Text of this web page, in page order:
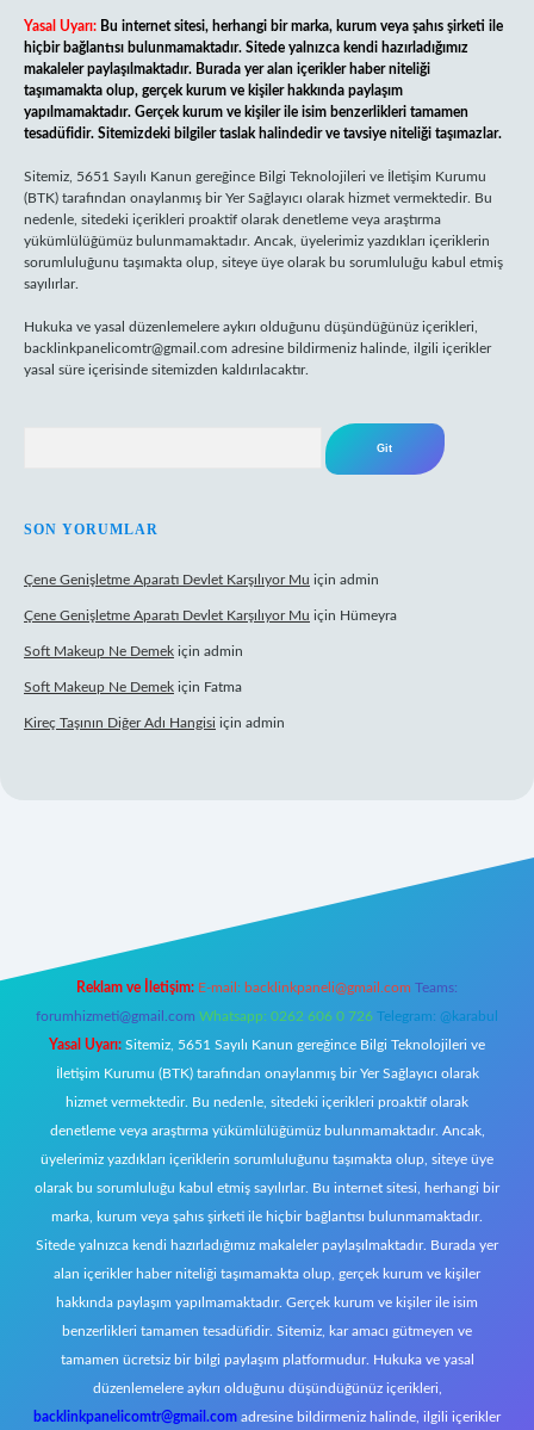
Yasal Uyarı: Bu internet sitesi, herhangi bir marka, kurum veya şahıs şirketi ile
hiçbir bağlantısı bulunmamaktadır. Sitede yalnızca kendi hazırladığımız
makaleler paylaşılmaktadır. Burada yer alan içerikler haber niteliği
taşımamakta olup, gerçek kurum ve kişiler hakkında paylaşım
yapılmamaktadır. Gerçek kurum ve kişiler ile isim benzerlikleri tamamen
tesadüfidir. Sitemizdeki bilgiler taslak halindedir ve tavsiye niteliği taşımazlar.
Sitemiz, 5651 Sayılı Kanun gereğince Bilgi Teknolojileri ve İletişim Kurumu
(BTK) tarafından onaylanmış bir Yer Sağlayıcı olarak hizmet vermektedir. Bu
nedenle, sitedeki içerikleri proaktif olarak denetleme veya araştırma
yükümlülüğümüz bulunmamaktadır. Ancak, üyelerimiz yazdıkları içeriklerin
sorumluluğunu taşımakta olup, siteye üye olarak bu sorumluluğu kabul etmiş
sayılırlar.
Hukuka ve yasal düzenlemelere aykırı olduğunu düşündüğünüz içerikleri,
backlinkpanelicomtr@gmail.com adresine bildirmeniz halinde, ilgili içerikler
yasal süre içerisinde sitemizden kaldırılacaktır.
SON YORUMLAR
Çene Genişletme Aparatı Devlet Karşılıyor Mu için admin
Çene Genişletme Aparatı Devlet Karşılıyor Mu için Hümeyra
Soft Makeup Ne Demek için admin
Soft Makeup Ne Demek için Fatma
Kireç Taşının Diğer Adı Hangisi için admin
Reklam ve İletişim: E-mail: backlinkpaneli@gmail.com Teams:
forumhizmeti@gmail.com Whatsapp: 0262 606 0 726 Telegram: @karabul
Yasal Uyarı: Sitemiz, 5651 Sayılı Kanun gereğince Bilgi Teknolojileri ve
İletişim Kurumu (BTK) tarafından onaylanmış bir Yer Sağlayıcı olarak
hizmet vermektedir. Bu nedenle, sitedeki içerikleri proaktif olarak
denetleme veya araştırma yükümlülüğümüz bulunmamaktadır. Ancak,
üyelerimiz yazdıkları içeriklerin sorumluluğunu taşımakta olup, siteye üye
olarak bu sorumluluğu kabul etmiş sayılırlar. Bu internet sitesi, herhangi bir
marka, kurum veya şahıs şirketi ile hiçbir bağlantısı bulunmamaktadır.
Sitede yalnızca kendi hazırladığımız makaleler paylaşılmaktadır. Burada yer
alan içerikler haber niteliği taşımamakta olup, gerçek kurum ve kişiler
hakkında paylaşım yapılmamaktadır. Gerçek kurum ve kişiler ile isim
benzerlikleri tamamen tesadüfidir. Sitemiz, kar amacı gütmeyen ve
tamamen ücretsiz bir bilgi paylaşım platformudur. Hukuka ve yasal
düzenlemelere aykırı olduğunu düşündüğünüz içerikleri,
backlinkpanelicomtr@gmail.com adresine bildirmeniz halinde, ilgili içerikler